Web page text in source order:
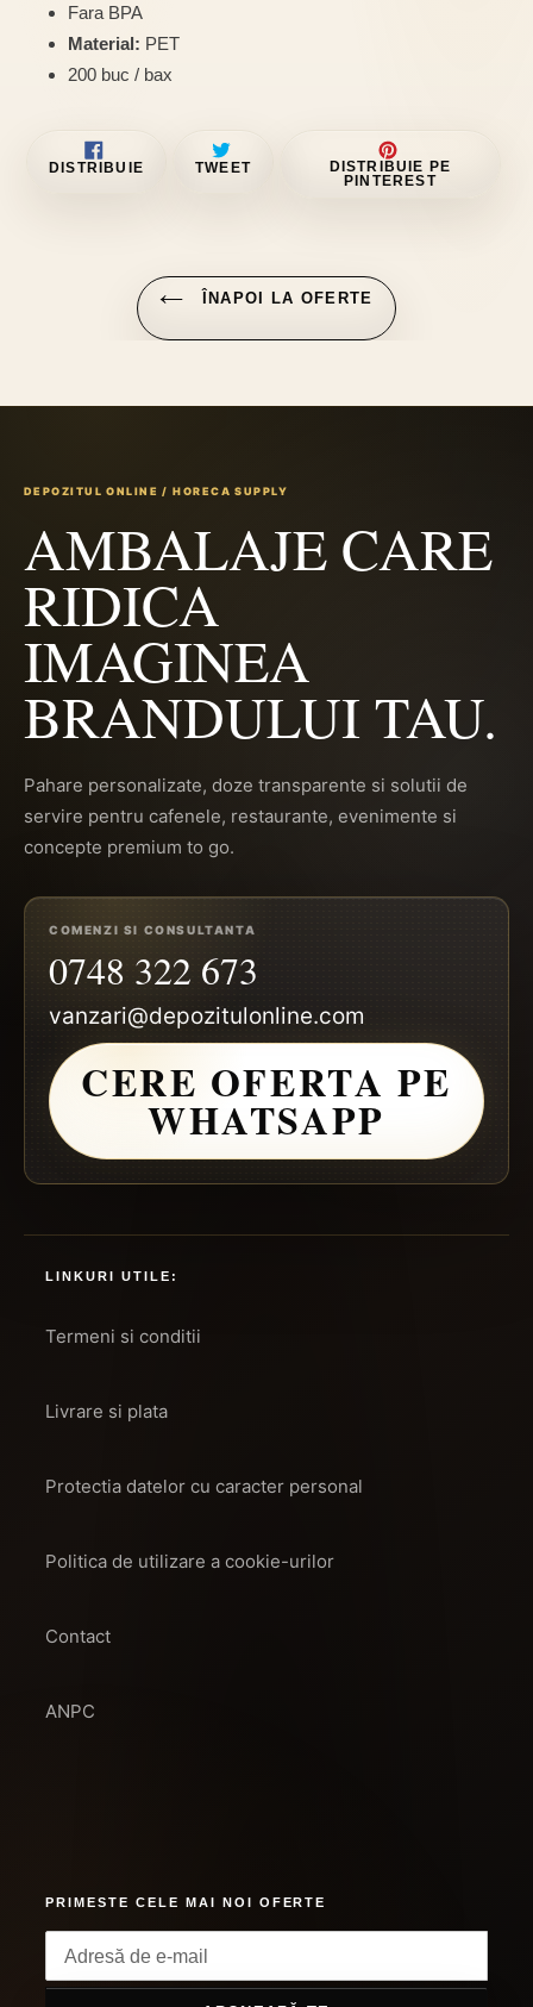
Fara BPA
Material: PET
200 buc / bax
DISTRIBUIE DISTRIBUIE
TWEETTRIMITE
DISTRIBUIE PE
PINTEREST
ÎNAPOI LA OFERTE
DEPOZITUL ONLINE / HORECA SUPPLY
AMBALAJE CARE
RIDICA
IMAGINEA
BRANDULUI TAU.
Pahare personalizate, doze transparente si solutii de
servire pentru cafenele, restaurante, evenimente si
concepte premium to go.
COMENZI SI CONSULTANTA
0748 322 673
vanzari@depozitulonline.com
CERE OFERTA PE
WHATSAPP
LINKURI UTILE:
Termeni si conditii
Livrare si plata
Protectia datelor cu caracter personal
Politica de utilizare a cookie-urilor
Contact
ANPC
PRIMESTE CELE MAI NOI OFERTE